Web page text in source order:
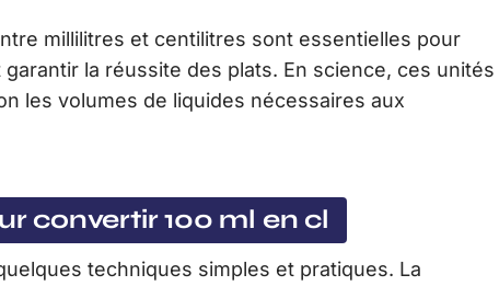
millilitres et centilitres sont essentielles pour
la réussite des plats. En science, ces unités
les volumes de liquides nécessaires aux
convertir 100 ml en cl
techniques simples et pratiques. La